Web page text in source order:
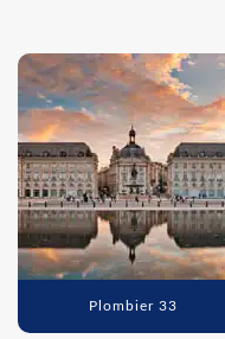
Plombier 33